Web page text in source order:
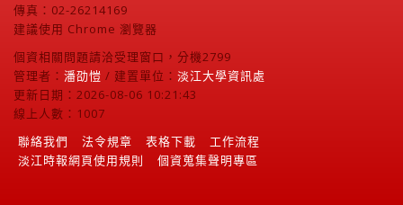
傳真：02-26214169
建議使用 Chrome 瀏覽器
個資相關問題請洽受理窗口，分機2799
管理者： 潘劭愷 / 建置單位： 淡江大學資訊處
更新日期：2026-08-06 10:21:43
線上人數：1007
聯絡我們
法令規章 表格下載
工作流程
淡江時報網頁使用規則
個資蒐集聲明專區